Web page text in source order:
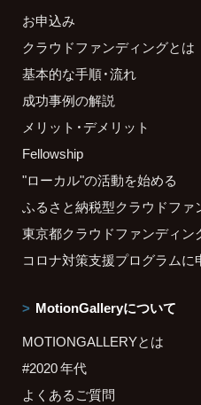
お申込み
クラウドファンディングとは
基本的な手順・流れ
成功事例の解説
メリット・デメリット
Fellowship
"ローカル"の活動を始める
ふるさと納税型クラウドファ
東京都クラウドファンディン
コロナ対策支援プログラムに
MotionGalleryについて
MOTIONGALLERYとは
#2020 年代
よくあるご質問